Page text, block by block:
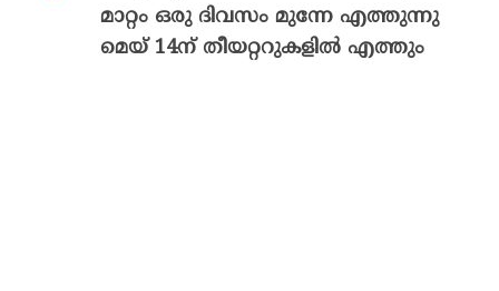
മാറ്റം ഒരു ദിവസം മുന്നേ എത്തുന്നു
മെയ് 14ന് തീയറ്ററുകളിൽ എത്തും